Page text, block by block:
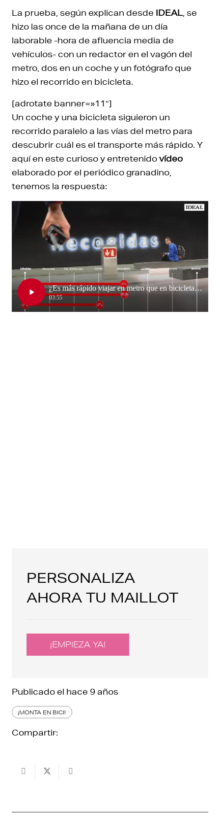
La prueba, según explican desde IDEAL, se
hizo las once de la mañana de un día
laborable -hora de afluencia media de
vehículos- con un redactor en el vagón del
metro, dos en un coche y un fotógrafo que
hizo el recorrido en bicicleta.
[adrotate banner=»11″]
Un coche y una bicicleta siguieron un
recorrido paralelo a las vías del metro para
descubrir cuál es el transporte más rápido. Y
aquí en este curioso y entretenidovídeo
elaborado por el periódico granadino,
tenemos la respuesta:
PERSONALIZA
AHORA TU MAILLOT
¡EMPIEZA YA!
Publicado el hace 9 años
¡MONTA EN BICI!
Compartir: